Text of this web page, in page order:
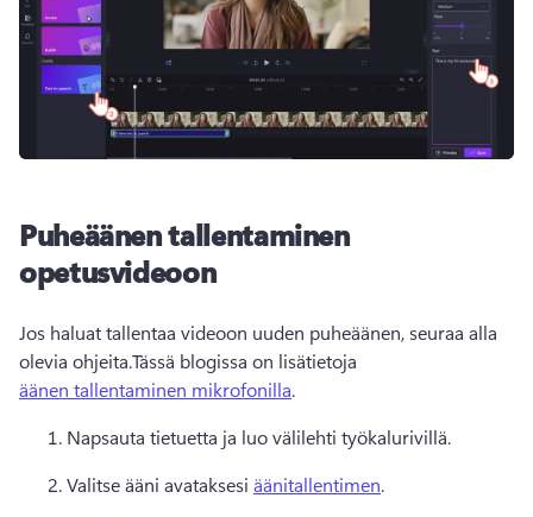
Puheäänen tallentaminen
opetusvideoon
Jos haluat tallentaa videoon uuden puheäänen, seuraa alla
olevia ohjeita.Tässä blogissa on lisätietoja
äänen tallentaminen mikrofonilla.
Napsauta tietuetta ja luo välilehti työkalurivillä.
Valitse ääni avataksesi äänitallentimen.